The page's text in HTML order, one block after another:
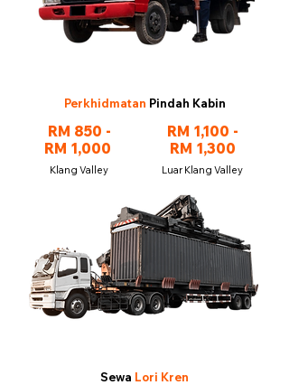
Perkhidmatan Pindah Kabin
RM 850 -
RM 1,000
Klang Valley
RM 1,100 -
RM 1,300
Luar Klang Valley
Sewa Lori Kren